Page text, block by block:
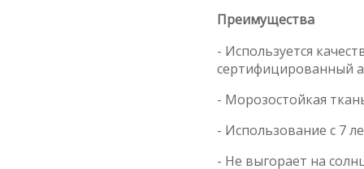
Преимущества
- Используется
сертифицированный
- Морозостойкая
- Использование с 7
- Не выгорает на